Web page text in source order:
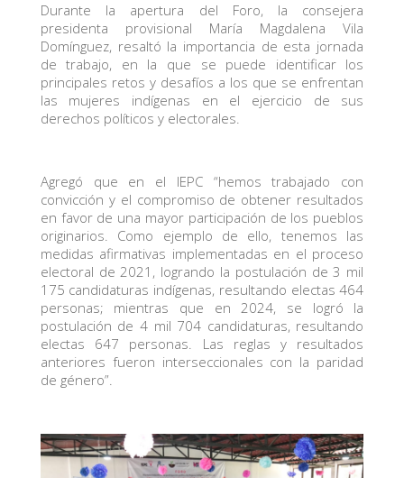
Durante la apertura del Foro, la consejera
presidenta provisional María Magdalena Vila
Domínguez, resaltó la importancia de esta jornada
de trabajo, en la que se puede identificar los
principales retos y desafíos a los que se enfrentan
las mujeres indígenas en el ejercicio de sus
derechos políticos y electorales.
Agregó que en el IEPC “hemos trabajado con
convicción y el compromiso de obtener resultados
en favor de una mayor participación de los pueblos
originarios. Como ejemplo de ello, tenemos las
medidas afirmativas implementadas en el proceso
electoral de 2021, logrando la postulación de 3 mil
175 candidaturas indígenas, resultando electas 464
personas; mientras que en 2024, se logró la
postulación de 4 mil 704 candidaturas, resultando
electas 647 personas. Las reglas y resultados
anteriores fueron interseccionales con la paridad
de género”.